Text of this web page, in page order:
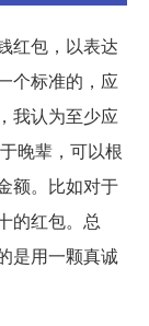
红包，以表达
个标准的，应
我认为至少应
晚辈，可以根
额。比如对于
的红包。总
是用一颗真诚